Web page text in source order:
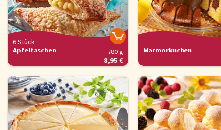
6 Stück
Apfeltaschen
780 g
8,95 €
Marmorkuchen